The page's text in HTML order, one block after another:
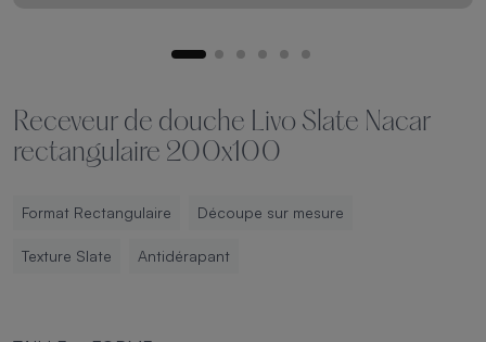
Receveur de douche Livo Slate Nacar
rectangulaire 200x100
Format Rectangulaire Découpe sur mesure
Texture Slate Antidérapant